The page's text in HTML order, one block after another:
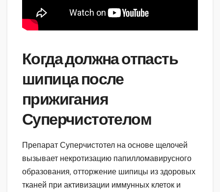
Когда должна отпасть
шипица после
прижигания
Суперчистотелом
Препарат Суперчистотел на основе щелочей
вызывает некротизацию папилломавирусного
образования, отторжение шипицы из здоровых
тканей при активизации иммунных клеток и